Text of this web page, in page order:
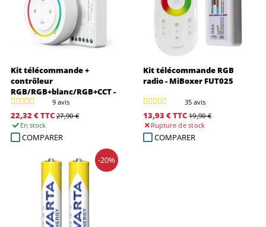
Kit télécommande +
contrôleur
RGB/RGB+blanc/RGB+CCT -
MiBoxer FUT037SA+
9 avis
22,32 €TTC 27,90 €
En stock
COMPARER
Kit télécommande RGB
radio - MiBoxer FUT025
35 avis
13,93 €TTC 19,90 €
Rupture de stock
COMPARER
-20%